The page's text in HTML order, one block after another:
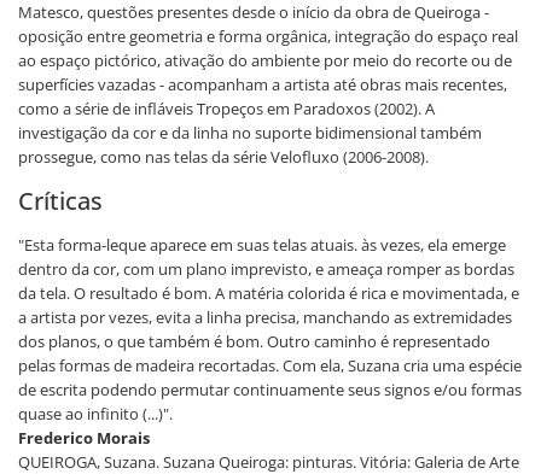
Matesco, questões presentes desde o início da obra de Queiroga -
oposição entre geometria e forma orgânica, integração do espaço real
ao espaço pictórico, ativação do ambiente por meio do recorte ou de
superfícies vazadas - acompanham a artista até obras mais recentes,
como a série de infláveis Tropeços em Paradoxos (2002). A
investigação da cor e da linha no suporte bidimensional também
prossegue, como nas telas da série Velofluxo (2006-2008).
Críticas
"Esta forma-leque aparece em suas telas atuais. às vezes, ela emerge
dentro da cor, com um plano imprevisto, e ameaça romper as bordas
da tela. O resultado é bom. A matéria colorida é rica e movimentada, e
a artista por vezes, evita a linha precisa, manchando as extremidades
dos planos, o que também é bom. Outro caminho é representado
pelas formas de madeira recortadas. Com ela, Suzana cria uma espécie
de escrita podendo permutar continuamente seus signos e/ou formas
quase ao infinito (...)".
Frederico Morais
QUEIROGA, Suzana. Suzana Queiroga: pinturas. Vitória: Galeria de Arte